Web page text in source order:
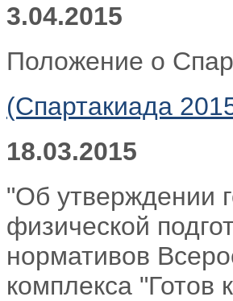
3.04.2015
Положение о
(Спартакиада
18.03.2015
"Об утверждении
физической
нормативов
комплекса "Готов